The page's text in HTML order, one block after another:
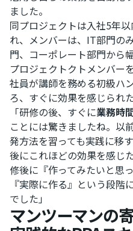
ました。
同プロジェクトは入社5年
れ、メンバーは、IT部門の
門、コーポレート部門から
プロジェクトクトメンバー
社員が講師を務める初級ハ
ろ、すぐに効果を感じられ
「研修の後、すぐに業務時
ことには驚きましたね。以
発方法を習っても実践に移
後にこれほどの効果を感じ
修後に『作ってみたいと思
『実際に作る』という段
でした」
マンツーマンの